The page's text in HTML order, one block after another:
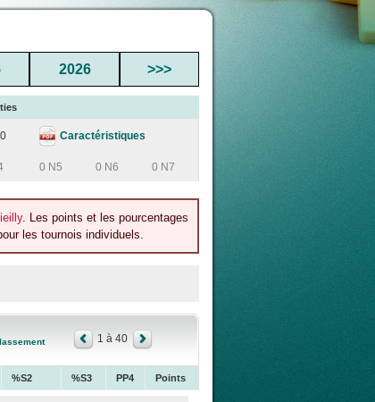
2026 >>>
0 Caractéristiques
0 N5 0 N6 0 N7
. Les points et les pourcentages
les tournois individuels.
1 à 40
%S2 %S3 PP4 Points